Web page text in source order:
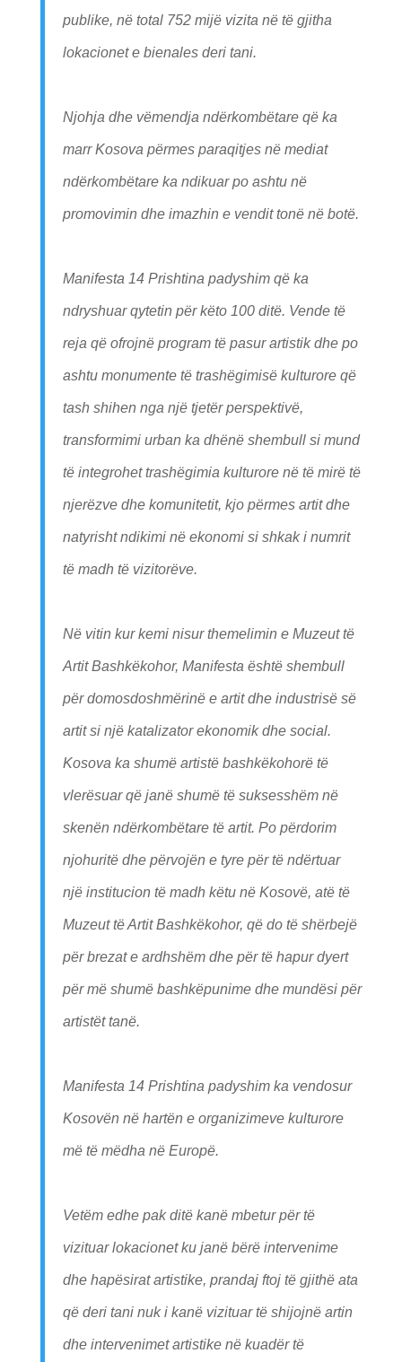
publike, në total 752 mijë vizita në të gjitha
lokacionet e bienales deri tani.
Njohja dhe vëmendja ndërkombëtare që ka
marr Kosova përmes paraqitjes në mediat
ndërkombëtare ka ndikuar po ashtu në
promovimin dhe imazhin e vendit tonë në botë.
Manifesta 14 Prishtina padyshim që ka
ndryshuar qytetin për këto 100 ditë. Vende të
reja që ofrojnë program të pasur artistik dhe po
ashtu monumente të trashëgimisë kulturore që
tash shihen nga një tjetër perspektivë,
transformimi urban ka dhënë shembull si mund
të integrohet trashëgimia kulturore në të mirë të
njerëzve dhe komunitetit, kjo përmes artit dhe
natyrisht ndikimi në ekonomi si shkak i numrit
të madh të vizitorëve.
Në vitin kur kemi nisur themelimin e Muzeut të
Artit Bashkëkohor, Manifesta është shembull
për domosdoshmërinë e artit dhe industrisë së
artit si një katalizator ekonomik dhe social.
Kosova ka shumë artistë bashkëkohorë të
vlerësuar që janë shumë të suksesshëm në
skenën ndërkombëtare të artit. Po përdorim
njohuritë dhe përvojën e tyre për të ndërtuar
një institucion të madh këtu në Kosovë, atë të
Muzeut të Artit Bashkëkohor, që do të shërbejë
për brezat e ardhshëm dhe për të hapur dyert
për më shumë bashkëpunime dhe mundësi për
artistët tanë.
Manifesta 14 Prishtina padyshim ka vendosur
Kosovën në hartën e organizimeve kulturore
më të mëdha në Europë.
Vetëm edhe pak ditë kanë mbetur për të
vizituar lokacionet ku janë bërë intervenime
dhe hapësirat artistike, prandaj ftoj të gjithë ata
që deri tani nuk i kanë vizituar të shijojnë artin
dhe intervenimet artistike në kuadër të